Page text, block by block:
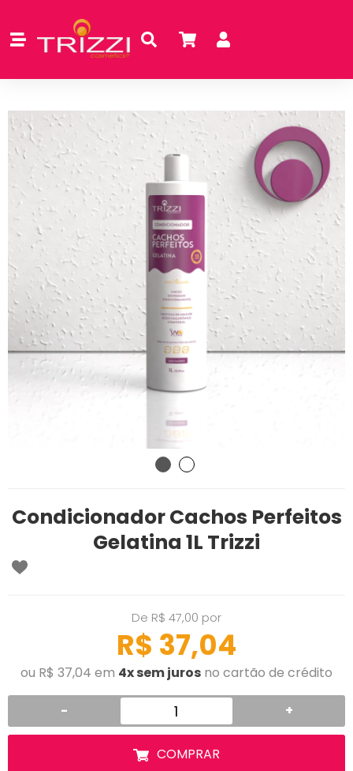
Condicionador Cachos Perfeitos
Gelatina 1L Trizzi
De R$ 47,00 por
R$ 37,04
ou R$ 37,04 em 4x sem juros no cartão de crédito
- +
COMPRAR